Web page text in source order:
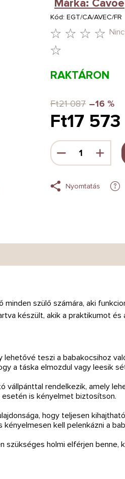
TERMÉK
ÉRTÉKELÉSE
5-
0,0
CSILLAG.
Kód: EGT/CA/AVEC/FR
Márka: Cavoe
RAKTÁRON
Ft21 087 –16 %
Ft17 573
Egységár:
Nyomtatás
minden szülő számára, aki
készült, akik a praktikumot
teszi a babakocsihoz
a táska elmozdul vagy leesik
vállpánttal rendelkezik, amely
esetén is kényelmet biztosítson.
hogy teljesen
kell pelenkázni a
szükséges holmi elférjen